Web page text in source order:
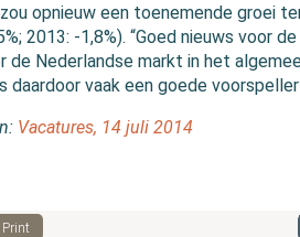
opnieuw een toenemende groei
2013: -1,8%). “Goed nieuws voor
de Nederlandse markt in het
daardoor vaak een goede
Vacatures, 14 juli 2014
Print